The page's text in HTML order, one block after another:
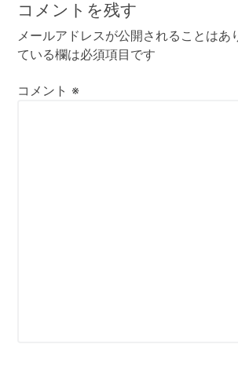
コメントを残す
メールアドレスが公開されることはあ
ている欄は必須項目です
コメント ※